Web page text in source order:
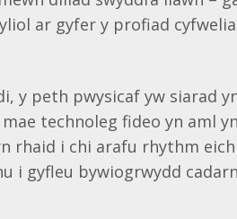
ar gyfer y profiad
y peth pwysicaf yw siarad
technoleg fideo yn aml
rhaid i chi arafu rhythm
i gyfleu bywiogrwydd